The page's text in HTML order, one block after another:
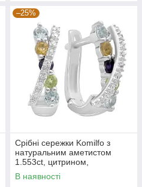
–25%
Срібні сережки Komilfo з
натуральним аметистом
1.553ct, цитрином,
хризолітом, топазом
(2193265)
В наявності